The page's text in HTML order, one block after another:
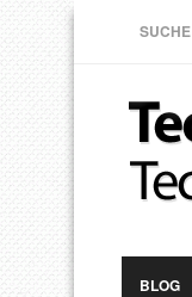
SUCHE
BLOG